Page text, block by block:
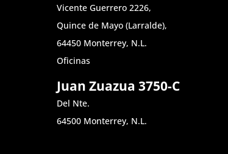
Vicente Guerrero 2226,
Quince de Mayo (Larralde),
64450 Monterrey, N.L.
Oficinas
Juan Zuazua 3750-C
Del Nte.
64500 Monterrey, N.L.